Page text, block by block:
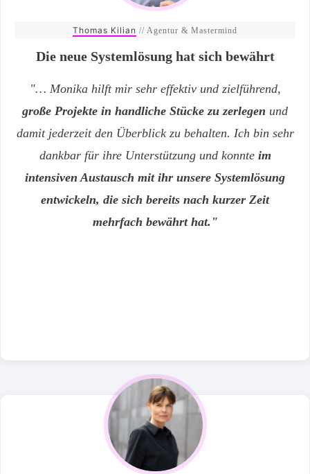
Thomas Kilian // Agentur & Mastermind
Die neue Systemlösung hat sich bewährt
"… Monika hilft mir sehr effektiv und zielführend,
große Projekte in handliche Stücke zu zerlegen und
damit jederzeit den Überblick zu behalten. Ich bin sehr
dankbar für ihre Unterstützung und konnte im
intensiven Austausch mit ihr unsere Systemlösung
entwickeln, die sich bereits nach kurzer Zeit
mehrfach bewährt hat."